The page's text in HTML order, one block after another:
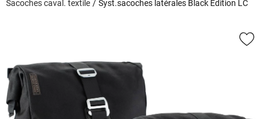
Sacoches caval. textile
Syst.sacoches latérales Black Edition LC